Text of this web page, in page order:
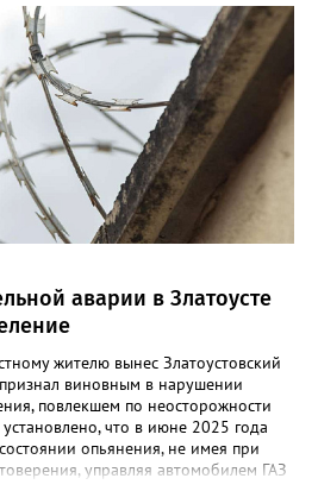
номера телефонов: 02/102).
ДПС, который при помощи троса
средство на проезжую
Там призвали автомобилистов
и учитывать погодные
аварии в Златоусте
жителю вынес Златоустовский
виновным в нарушении
повлекшем по неосторожности
что в июне 2025 года
опьянения, не имея при
управляя автомобилем ГАЗ